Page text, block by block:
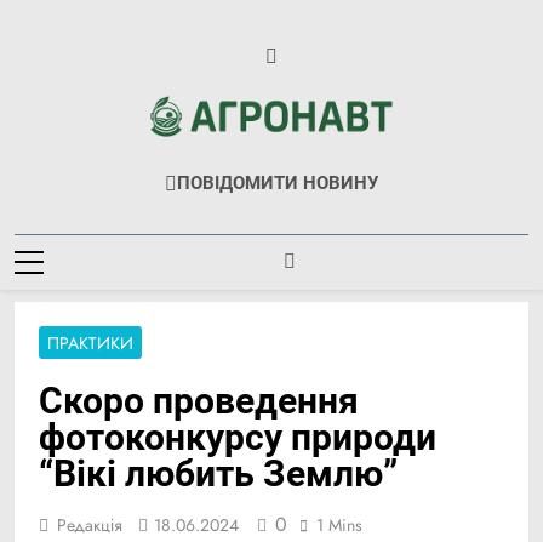
Агронавт
Новини Українського Агробізнесу
ПОВІДОМИТИ НОВИНУ
ПРАКТИКИ
Скоро проведення
фотоконкурсу природи
“Вікі любить Землю”
Редакція 18.06.2024 0 1 Mins